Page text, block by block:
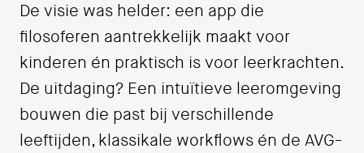
De visie was helder: een app die
filosoferen aantrekkelijk maakt voor
kinderen én praktisch is voor leerkrachten.
De uitdaging? Een intuïtieve leeromgeving
bouwen die past bij verschillende
leeftijden, klassikale workflows én de AVG-